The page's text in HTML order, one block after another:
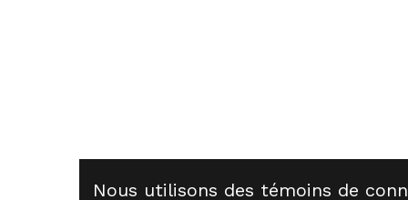
Nous utilisons des témoins de